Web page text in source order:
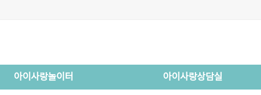
아이사랑놀이터 아이사랑상담실